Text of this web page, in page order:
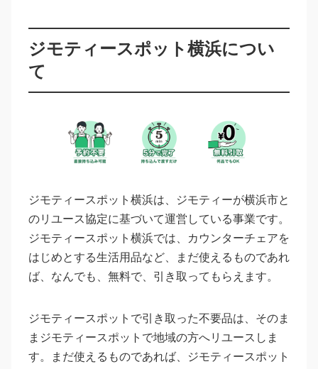
ジモティースポット横浜につい
て
ジモティースポット横浜は、ジモティーが横浜市と
のリユース協定に基づいて運営している事業です。
ジモティースポット横浜では、カウンターチェアを
はじめとする生活用品など、まだ使えるものであれ
ば、なんでも、無料で、引き取ってもらえます。
ジモティースポットで引き取った不要品は、そのま
まジモティースポットで地域の方へリユースしま
す。まだ使えるものであれば、ジモティースポット